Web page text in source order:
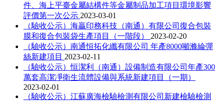
件、海上平臺金屬結構件等金屬制品加工項目環境影響
評價第一次公示 2023-03-01
（驗收公示）海贏印務科技（南通）有限公司復合包裝
膜和復合包裝袋生產項目（一階段） 2023-02-20
（驗收公示）南通恒拓化纖有限公司 年產8000噸滌綸彈
絲新建項目 2023-02-11
（驗收公示）恒潔利（南通）設備制造有限公司年產300
萬套高潔凈衛生流體設備與系統新建項目（一期）
2023-02-01
（驗收公示）江蘇廣海檢驗檢測有限公司新建檢驗檢測